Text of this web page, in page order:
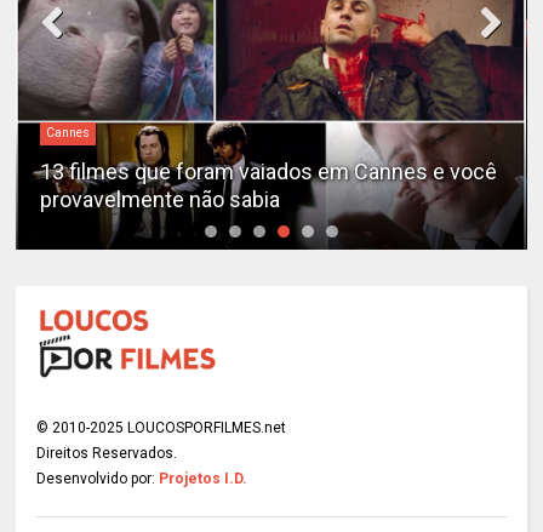
Cannes
13 filmes que foram vaiados em Cannes e você
provavelmente não sabia
© 2010-2025 LOUCOSPORFILMES.net
Direitos Reservados.
Desenvolvido por: Projetos I.D.